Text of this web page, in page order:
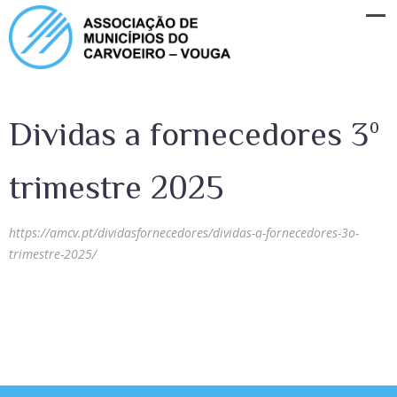
Dividas a fornecedores 3º
trimestre 2025
https://amcv.pt/dividasfornecedores/dividas-a-fornecedores-3o-
trimestre-2025/